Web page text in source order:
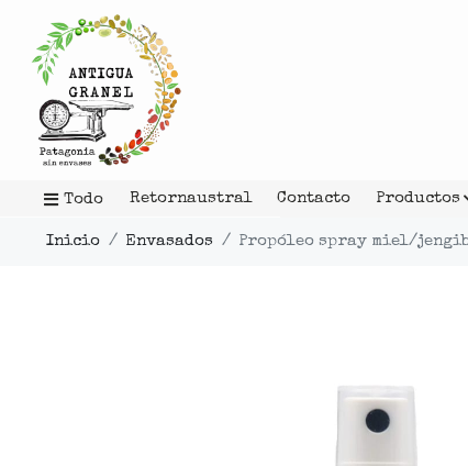
Todo Retornaustral Contacto Productos
Inicio Envasados Propóleo spray miel/